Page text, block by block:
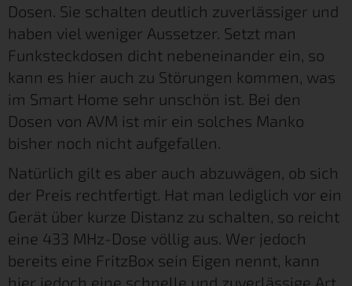
Dosen. Sie schalten deutlich zuverlässiger und
haben viel weniger Aussetzer. Setzt man
Funksteckdosen dicht nebeneinander ein, so
kann es hier auch zu Störungen kommen, was
im Smart Home sehr unschön ist. Bei den
Dosen von AVM ist mir ein solches Manko
bisher noch nicht aufgefallen.
Natürlich gilt es aber auch abzuwägen, ob sich
der Preis rechtfertigt. Hat man lediglich vor ein
Gerät über kurze Distanz zu schalten, so reicht
eine 433 MHz-Dose völlig aus. Wer jedoch
bereits eine FritzBox sein Eigen nennt, kann
hier jedoch eine schnelle und zuverlässige Art